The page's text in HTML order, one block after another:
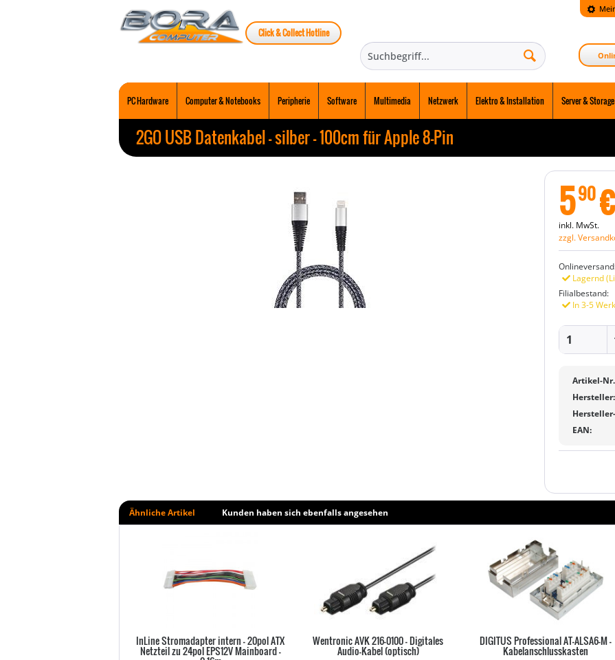
Click & Collect Hotline
PC Hardware Computer & Notebooks Peripherie Software Multimedia Netzwerk Elektro & Installation Server & Storage
2GO USB Datenkabel - silber - 100cm für Apple 8-Pin
590€
inkl. MwSt.
zzgl.
Lagernd
Filialbestand:
In 3-5
Artikel-
Hersteller:
EAN:
Ähnliche Artikel Kunden haben sich ebenfalls angesehen
InLine Stromadapter intern - 20pol ATX
Netzteil zu 24pol EPS12V Mainboard -
Wentronic AVK 216-0100 - Digitales
Audio-Kabel (optisch)
DIGITUS Professional AT-ALSA6-M -
Kabelanschlusskasten